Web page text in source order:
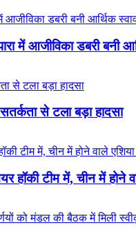
में आजीविका डबरी बनी
से टला बड़ा हादसा
हॉकी टीम में, चीन में होने